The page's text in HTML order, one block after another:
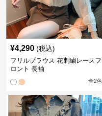
¥4,290 (税込)
フリルブラウス 花刺繍レースフ
ロント 長袖
全2色